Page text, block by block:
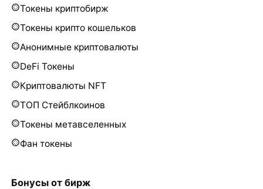
Токены криптобирж
Токены крипто кошельков
Анонимные криптовалюты
DeFi Токены
Криптовалюты NFT
ТОП Стейблкоинов
Токены метавселенных
Фан токены
Бонусы от бирж